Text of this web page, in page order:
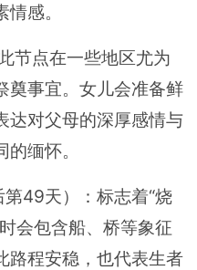
感。
节点在一些地区尤为
奠事宜。女儿会准备鲜
达对父母的深厚感情与
缅怀。
第49天）：标志着“烧
会包含船、桥等象征
路程安稳，也代表生者